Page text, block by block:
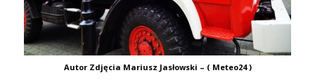
Autor Zdjęcia Mariusz Jasłowski – ( Meteo24 )